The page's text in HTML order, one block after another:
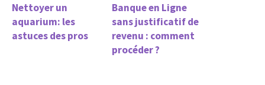
Nettoyer un
aquarium: les
astuces des pros
Banque en Ligne
sans justificatif de
revenu : comment
procéder ?